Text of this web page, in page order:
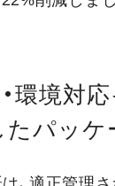
環境対
たパッケ